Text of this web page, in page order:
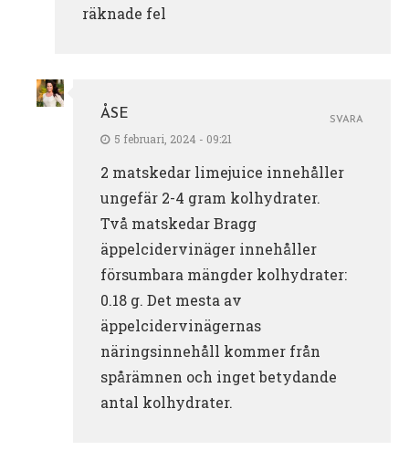
räknade fel
ÅSE
5 februari, 2024 - 09:21
2 matskedar limejuice innehåller
ungefär 2-4 gram kolhydrater.
Två matskedar Bragg
äppelcidervinäger innehåller
försumbara mängder kolhydrater:
0.18 g. Det mesta av
äppelcidervinägernas
näringsinnehåll kommer från
spårämnen och inget betydande
antal kolhydrater.
SVARA